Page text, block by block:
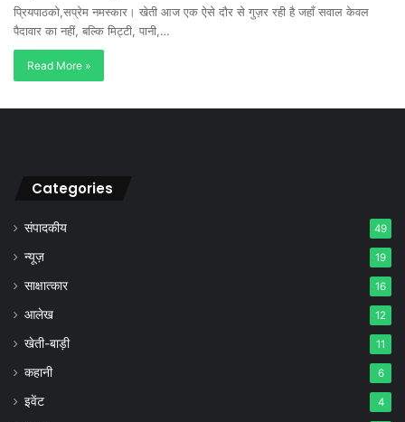
प्रियपाठको,सप्रेम नमस्कार। खेती आज एक ऐसे दौर से गुज़र रही है जहाँ सवाल केवल
पैदावार का नहीं, बल्कि मिट्टी, पानी,…
Read More »
Categories
संपादकीय 49
न्यूज़ 19
साक्षात्कार 16
आलेख 12
खेती-बाड़ी 11
कहानी 6
इवेंट 4